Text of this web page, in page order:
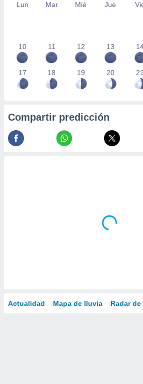
Lun Mar Mié Jue
10 11 12 13
17 18 19 20 21
Compartir predicción
Actualidad Mapa de lluvia Radar